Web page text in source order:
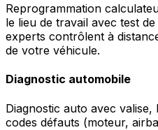
Reprogrammation
le lieu de travail avec test
experts contrôlent à
de votre véhicule.
Diagnostic automobile
Diagnostic auto avec
codes défauts (moteur,